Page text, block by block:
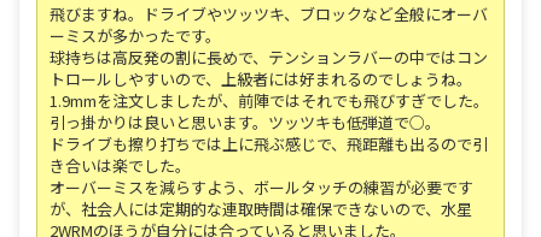
飛びますね。ドライブやツッツキ、ブロックなど全般にオーバ
ーミスが多かったです。
球持ちは高反発の割に長めで、テンションラバーの中ではコン
トロールしやすいので、上級者には好まれるのでしょうね。
1.9mmを注文しましたが、前陣ではそれでも飛びすぎでした。
引っ掛かりは良いと思います。ツッツキも低弾道で○。
ドライブも擦り打ちでは上に飛ぶ感じで、飛距離も出るので引
き合いは楽でした。
オーバーミスを減らすよう、ボールタッチの練習が必要です
が、社会人には定期的な連取時間は確保できないので、水星
2WRMのほうが自分には合っていると思いました。